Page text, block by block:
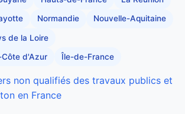
Normandie Nouvelle-Aquitaine
de la Loire
d'Azur Île-de-France
non qualifiés des travaux publics et
en France